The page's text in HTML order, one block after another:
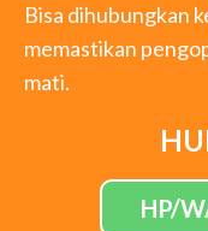
Bisa dihubungkan
memastikan
mati.
HP/